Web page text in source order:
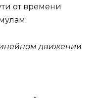
от времени
движении